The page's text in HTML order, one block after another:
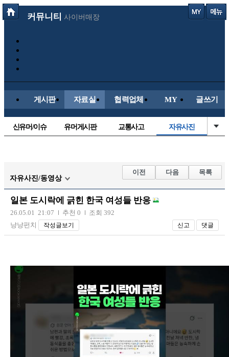
커뮤니티 사이버매장
게시판 자료실 협력업체 MY 글쓰기
신유머/이슈 유머게시판 교통사고 자유사진
레이싱모델 군사/무기
트럭/버스 항공/해운/철도
장착시공사진
자유사진/동영상
이전 다음 목록
일본 도시락에 긁힌 한국 여성들 반응
26.05.01 21:07 추천 0
조회 392
냥냥펀치
작성글보기 신고 댓글